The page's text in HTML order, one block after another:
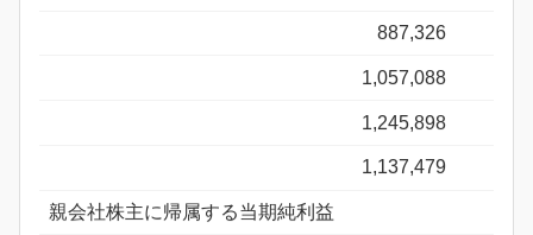
887,326
1,057,088
1,245,898
1,137,479
親会社株主に帰属する当期純利益